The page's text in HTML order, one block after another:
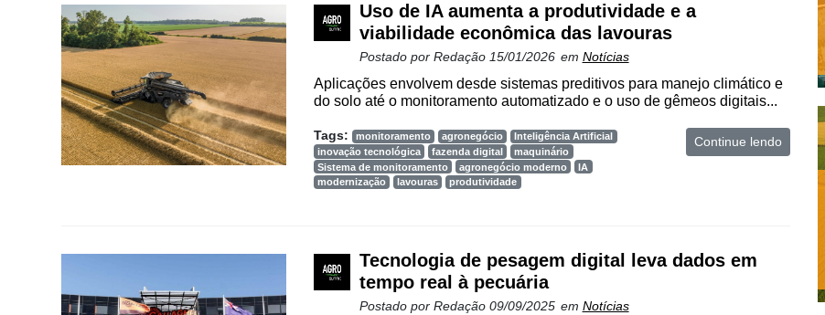
Destaque
Mercado
Uso de IA aumenta a produtividade e a
viabilidade econômica das lavouras
Postado por Redação 15/01/2026 em Notícias
Aplicações envolvem desde sistemas preditivos para manejo climático e
do solo até o monitoramento automatizado e o uso de gêmeos digitais...
Tags: monitoramento agronegócio
Inteligência Artificial
inovação tecnológica
fazenda digital
maquinário
Sistema de monitoramento
agronegócio moderno
IA
modernização
lavouras produtividade
Continue lendo
Tecnologia de pesagem digital leva dados em
tempo real à pecuária
Postado por Redação 09/09/2025 em Notícias